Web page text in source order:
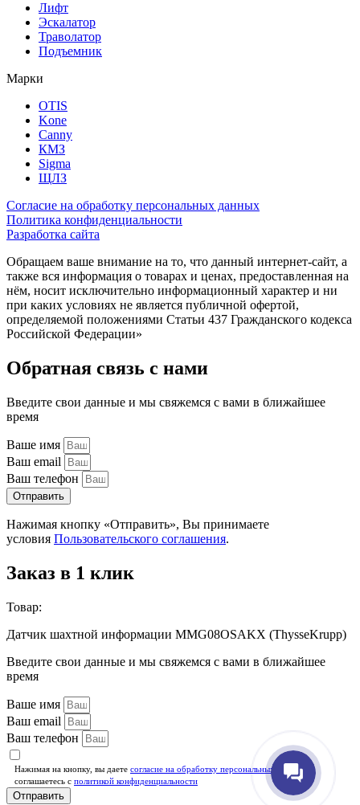
Лифт
Эскалатор
Траволатор
Подъемник
Марки
OTIS
Kone
Canny
КМЗ
Sigma
ЩЛЗ
Согласие на обработку персональных данных
Политика конфиденциальности
Разработка сайта
Обращаем ваше внимание на то, что данный интернет-сайт, а
также вся информация о товарах и ценах, предоставленная на
нём, носит исключительно информационный характер и ни
при каких условиях не является публичной офертой,
определяемой положениями Статьи 437 Гражданского кодекса
Российской Федерации»
Обратная связь с нами
Введите свои данные и мы свяжемся с вами в ближайшее
время
Ваше имя
Ваш email
Ваш телефон
Отправить
Нажимая кнопку «Отправить», Вы принимаете
условия Пользовательского соглашения.
Заказ в 1 клик
Товар:
Датчик шахтной информации MMG08OSAKX (ThysseKrupp)
Введите свои данные и мы свяжемся с вами в ближайшее
время
Ваше имя
Ваш email
Ваш телефон
Нажимая на кнопку, вы даете согласие на обработку персональных данных
соглашаетесь c политикой конфиденциальности
Отправить